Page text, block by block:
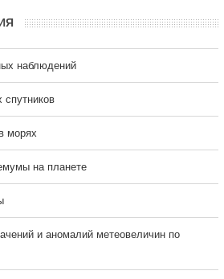
наблюдений
спутников
морях
на планете
и аномалий метеовеличин по